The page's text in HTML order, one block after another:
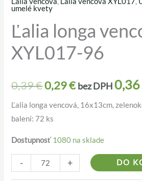
umelé kvety
Ľalia longa
XYL017-96
0,39€
Pôvodná
cena
bola:
0,29€
Aktuálna
cena
je:
bez DPH
Ľalia longa vencová, 16x13cm,
balení: 72 ks
Dostupnosť 1080 na sklade
-
množstvo
longa
vencová
XYL017-
+ DO